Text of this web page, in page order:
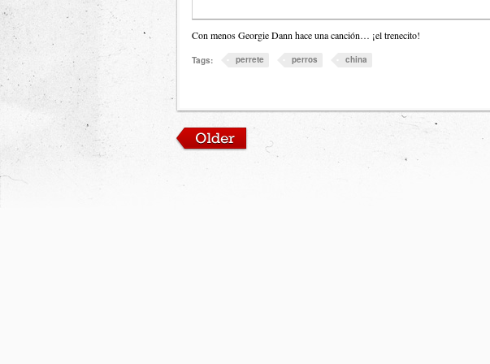
Con menos Georgie Dann hace una canción… ¡el trenecito!
Tags: perrete perros china